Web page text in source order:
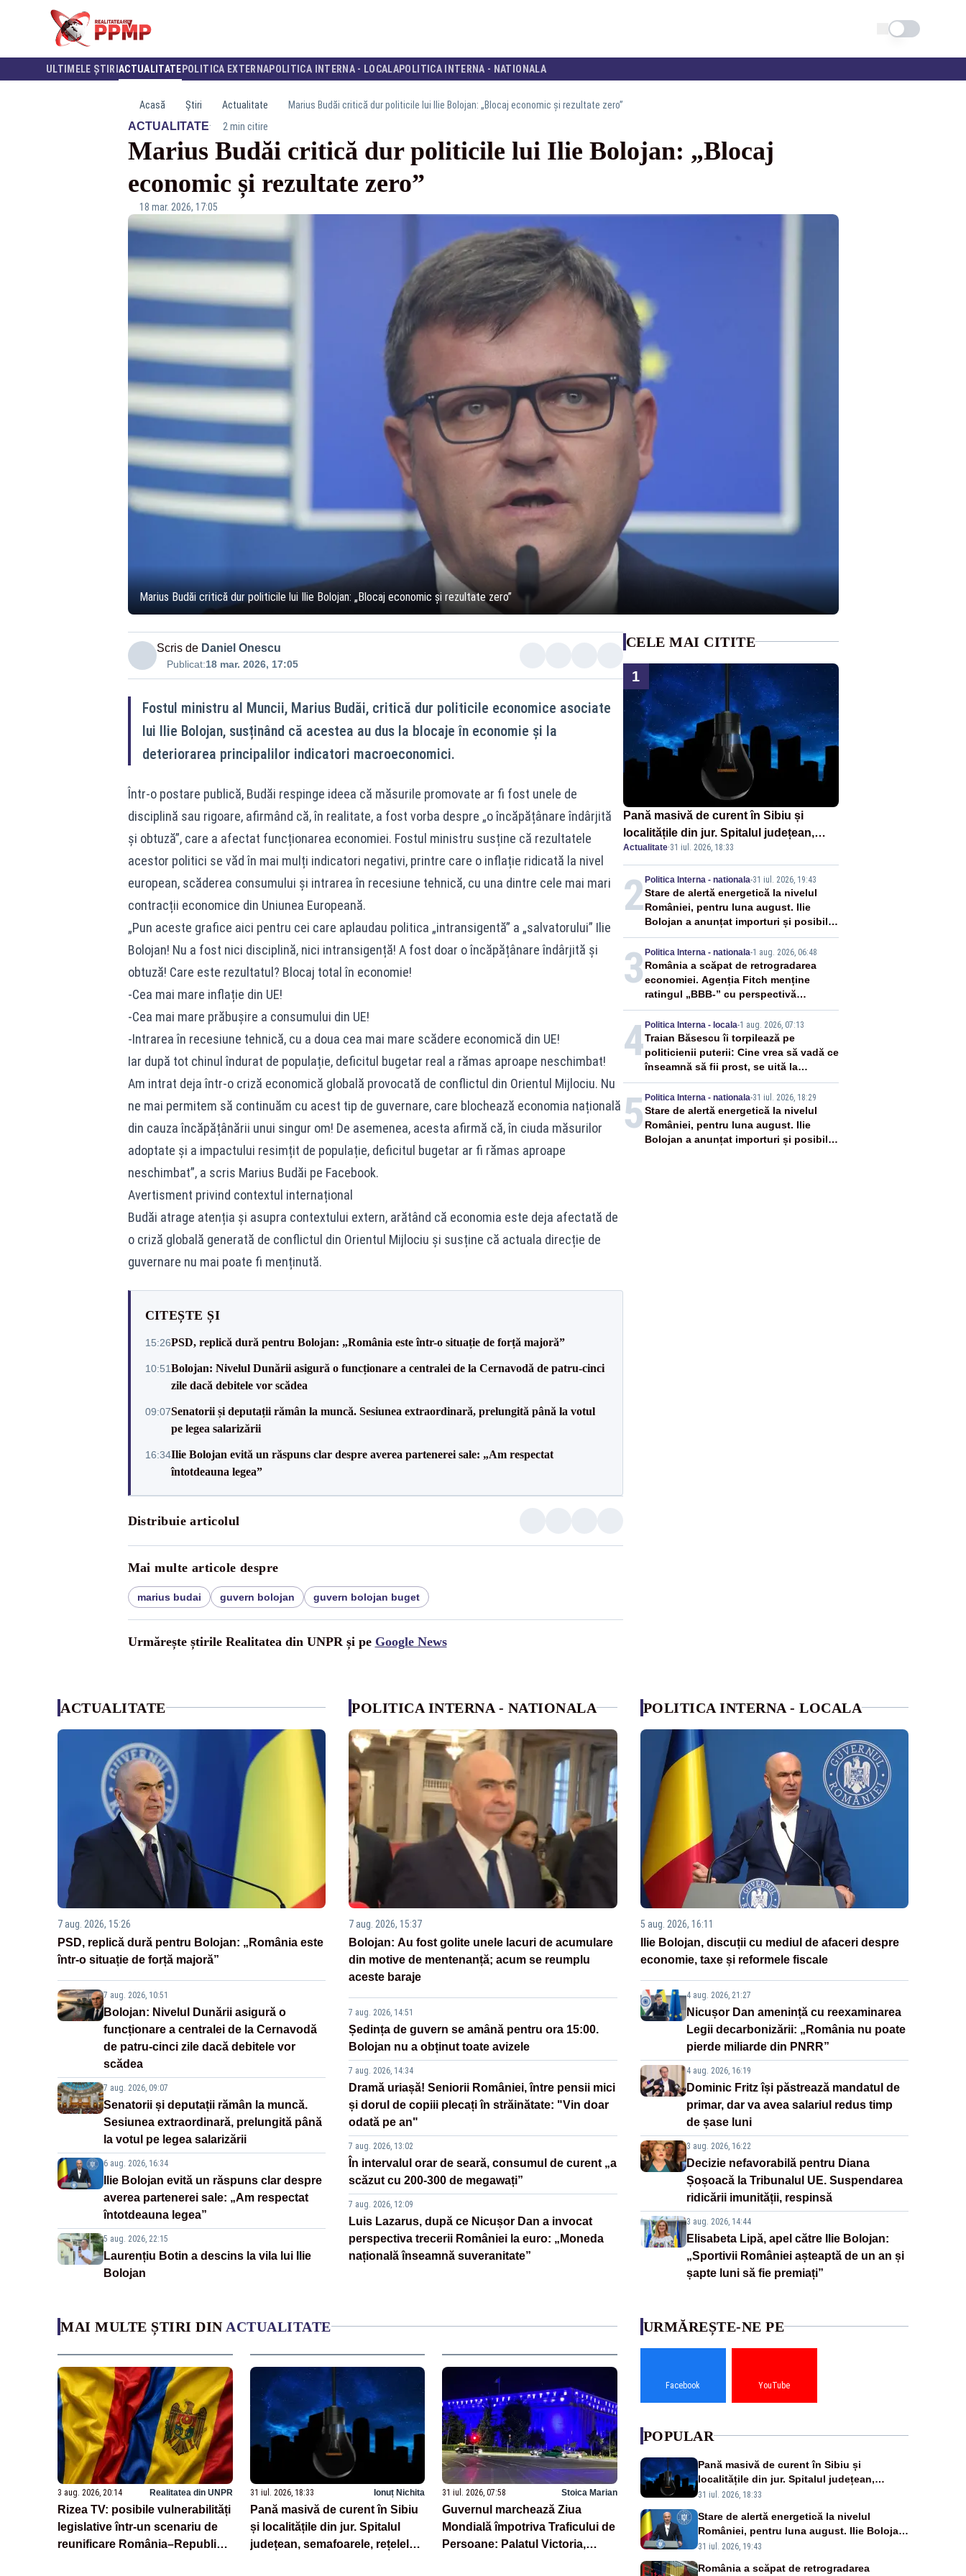
Schimba tema
ULTIMELE ȘTIRI ACTUALITATE POLITICA EXTERNAPOLITICA INTERNA - LOCALAPOLITICA INTERNA - NATIONALA
Acasă Știri Actualitate Marius Budăi critică dur politicile lui Ilie Bolojan: „Blocaj economic și rezultate zero”
ACTUALITATE· 2 min citire
Marius Budăi critică dur politicile lui Ilie Bolojan: „Blocaj
economic și rezultate zero”
18 mar. 2026, 17:05
Marius Budăi critică dur politicile lui Ilie Bolojan: „Blocaj economic și rezultate zero”
Scris de Daniel Onescu
Publicat:18 mar. 2026, 17:05
Fostul ministru al Muncii, Marius Budăi, critică dur politicile economice asociate
lui Ilie Bolojan, susținând că acestea au dus la blocaje în economie și la
deteriorarea principalilor indicatori macroeconomici.
Într-o postare publică, Budăi respinge ideea că măsurile promovate ar fi fost unele de
disciplină sau rigoare, afirmând că, în realitate, a fost vorba despre „o încăpățânare îndârjită
și obtuză”, care a afectat funcționarea economiei. Fostul ministru susține că rezultatele
acestor politici se văd în mai mulți indicatori negativi, printre care o inflație ridicată la nivel
european, scăderea consumului și intrarea în recesiune tehnică, cu una dintre cele mai mari
contracții economice din Uniunea Europeană.
„Pun aceste grafice aici pentru cei care aplaudau politica „intransigentă” a „salvatorului” Ilie
Bolojan! Nu a fost nici disciplină, nici intransigență! A fost doar o încăpățânare îndârjită și
obtuză! Care este rezultatul? Blocaj total în economie!
-Cea mai mare inflație din UE!
-Cea mai mare prăbușire a consumului din UE!
-Intrarea în recesiune tehnică, cu a doua cea mai mare scădere economică din UE!
Iar după tot chinul îndurat de populație, deficitul bugetar real a rămas aproape neschimbat!
Am intrat deja într-o criză economică globală provocată de conflictul din Orientul Mijlociu. Nu
ne mai permitem să continuăm cu acest tip de guvernare, care blochează economia națională
din cauza încăpățânării unui singur om! De asemenea, acesta afirmă că, în ciuda măsurilor
adoptate și a impactului resimțit de populație, deficitul bugetar ar fi rămas aproape
neschimbat”, a scris Marius Budăi pe Facebook.
Avertisment privind contextul internațional
Budăi atrage atenția și asupra contextului extern, arătând că economia este deja afectată de
o criză globală generată de conflictul din Orientul Mijlociu și susține că actuala direcție de
guvernare nu mai poate fi menținută.
CITEȘTE ȘI
15:26PSD, replică dură pentru Bolojan: „România este într-o situație de forță majoră”
10:51Bolojan: Nivelul Dunării asigură o funcționare a centralei de la Cernavodă de patru-cinci
zile dacă debitele vor scădea
09:07Senatorii și deputații rămân la muncă. Sesiunea extraordinară, prelungită până la votul
pe legea salarizării
16:34Ilie Bolojan evită un răspuns clar despre averea partenerei sale: „Am respectat
întotdeauna legea”
Distribuie articolul
Mai multe articole despre
marius budai guvern bolojan guvern bolojan buget
Urmărește știrile Realitatea din UNPR și pe Google News
CELE MAI CITITE
1
Pană masivă de curent în Sibiu și
localitățile din jur. Spitalul județean,
semafoarele, rețelele de telefonie, grav
afectate
Actualitate·31 iul. 2026, 18:33
2Politica Interna - nationala-31 iul. 2026, 19:43
Stare de alertă energetică la nivelul
României, pentru luna august. Ilie
Bolojan a anunțat importuri și posibile
restricții – VIDEO
3 Politica Interna - nationala-1 aug. 2026, 06:48
România a scăpat de retrogradarea
economiei. Agenția Fitch menține
ratingul „BBB-” cu perspectivă
negativă
4Politica Interna - locala-1 aug. 2026, 07:13
Traian Băsescu îi torpilează pe
politicienii puterii: Cine vrea să vadă ce
înseamnă să fii prost, se uită la
România
5 Politica Interna - nationala-31 iul. 2026, 18:29
Stare de alertă energetică la nivelul
României, pentru luna august. Ilie
Bolojan a anunțat importuri și posibile
ACTUALITATE
7 aug. 2026, 15:26
PSD, replică dură pentru Bolojan: „România este
într-o situație de forță majoră”
7 aug. 2026, 10:51
Bolojan: Nivelul Dunării asigură o
funcționare a centralei de la Cernavodă
de patru-cinci zile dacă debitele vor
scădea
7 aug. 2026, 09:07
Senatorii și deputații rămân la muncă.
Sesiunea extraordinară, prelungită până
la votul pe legea salarizării
6 aug. 2026, 16:34
Ilie Bolojan evită un răspuns clar despre
averea partenerei sale: „Am respectat
întotdeauna legea”
5 aug. 2026, 22:15
Laurențiu Botin a descins la vila lui Ilie
Bolojan
POLITICA INTERNA - NATIONALA
7 aug. 2026, 15:37
Bolojan: Au fost golite unele lacuri de acumulare
din motive de mentenanță; acum se reumplu
aceste baraje
7 aug. 2026, 14:51
Ședința de guvern se amână pentru ora 15:00.
Bolojan nu a obținut toate avizele
7 aug. 2026, 14:34
Dramă uriașă! Seniorii României, între pensii mici
și dorul de copiii plecați în străinătate: "Vin doar
odată pe an"
7 aug. 2026, 13:02
În intervalul orar de seară, consumul de curent „a
scăzut cu 200-300 de megawați”
7 aug. 2026, 12:09
Luis Lazarus, după ce Nicușor Dan a invocat
perspectiva trecerii României la euro: „Moneda
națională înseamnă suveranitate”
POLITICA INTERNA - LOCALA
5 aug. 2026, 16:11
Ilie Bolojan, discuții cu mediul de afaceri despre
economie, taxe și reformele fiscale
4 aug. 2026, 21:27
Nicușor Dan amenință cu reexaminarea
Legii decarbonizării: „România nu poate
pierde miliarde din PNRR”
4 aug. 2026, 16:19
Dominic Fritz își păstrează mandatul de
primar, dar va avea salariul redus timp
de șase luni
3 aug. 2026, 16:22
Decizie nefavorabilă pentru Diana
Șoșoacă la Tribunalul UE. Suspendarea
ridicării imunității, respinsă
3 aug. 2026, 14:44
Elisabeta Lipă, apel către Ilie Bolojan:
„Sportivii României așteaptă de un an și
șapte luni să fie premiați”
MAI MULTE ȘTIRI DIN ACTUALITATE
3 aug. 2026, 20:14 Realitatea din UNPR
Rizea TV: posibile vulnerabilități
legislative într-un scenariu de
reunificare România–Republica
31 iul. 2026, 18:33 Ionuț Nichita
Pană masivă de curent în Sibiu
și localitățile din jur. Spitalul
județean, semafoarele, rețelele
31 iul. 2026, 07:58 Stoica Marian
Guvernul marchează Ziua
Mondială împotriva Traficului de
Persoane: Palatul Victoria,
URMĂREȘTE-NE PE
Facebook YouTube
POPULAR
Pană masivă de curent în Sibiu și
localitățile din jur. Spitalul județean,
semafoarele, rețelele de telefonie, grav
31 iul. 2026, 18:33
Stare de alertă energetică la nivelul
României, pentru luna august. Ilie Bolojan
a anunțat importuri și posibile restricții –
31 iul. 2026, 19:43
România a scăpat de retrogradarea